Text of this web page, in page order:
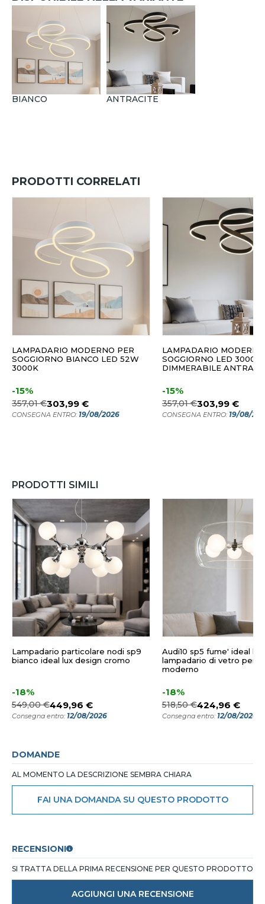
BIANCO ANTRACITE
PRODOTTI CORRELATI
LAMPADARIO MODERNO PER
SOGGIORNO BIANCO LED 52W
3000K
-15%
357,01 €303,99 €
CONSEGNA ENTRO: 19/08/2026
LAMPADARIO
SOGGIORNO LED 3000K
DIMMERABILE
-15%
357,01 €303,99 €
CONSEGNA ENTRO: 19/08/
PRODOTTI SIMILI
Lampadario particolare nodi sp9
bianco ideal lux design cromo
-18%
549,00 €449,96 €
Consegna entro: 12/08/2026
Audi10 sp5 fume' ideal lux
lampadario di vetro per
moderno
-18%
518,50 €424,96 €
Consegna entro: 12/08/2026
DOMANDE
AL MOMENTO LA DESCRIZIONE SEMBRA CHIARA
FAI UNA DOMANDA SU QUESTO PRODOTTO
RECENSIONI
SI TRATTA DELLA PRIMA RECENSIONE PER QUESTO PRODOTTO
AGGIUNGI UNA RECENSIONE